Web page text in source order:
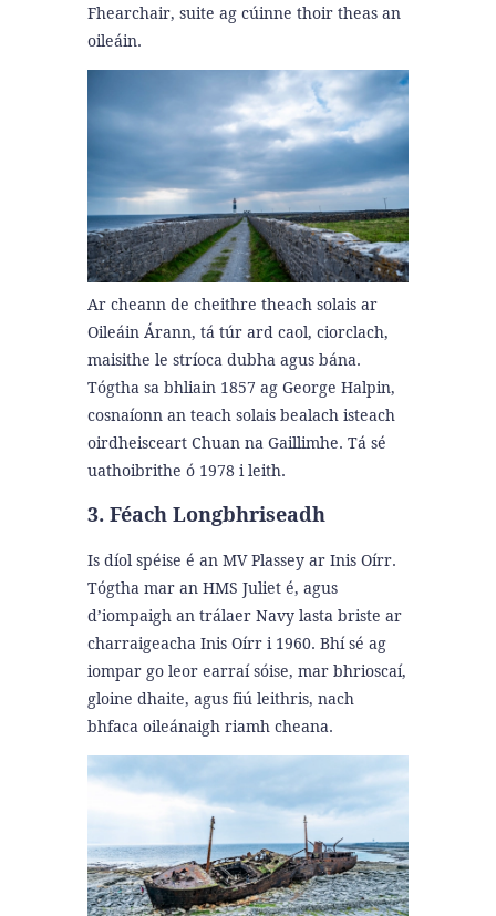
Fhearchair, suite ag cúinne thoir theas an
oileáin.
Ar cheann de cheithre theach solais ar
Oileáin Árann, tá túr ard caol, ciorclach,
maisithe le stríoca dubha agus bána.
Tógtha sa bhliain 1857 ag George Halpin,
cosnaíonn an teach solais bealach isteach
oirdheisceart Chuan na Gaillimhe. Tá sé
uathoibrithe ó 1978 i leith.
3. Féach Longbhriseadh
Is díol spéise é an MV Plassey ar Inis Oírr.
Tógtha mar an HMS Juliet é, agus
d’iompaigh an trálaer Navy lasta briste ar
charraigeacha Inis Oírr i 1960. Bhí sé ag
iompar go leor earraí sóise, mar bhrioscaí,
gloine dhaite, agus fiú leithris, nach
bhfaca oileánaigh riamh cheana.